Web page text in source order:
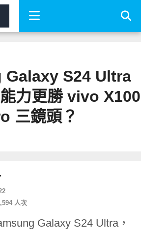
Galaxy S24 Ultra
力更勝 vivo X100
三鏡頭？
人次
Galaxy S24 Ultra，